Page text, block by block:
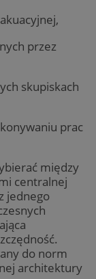
przez
skupiskach
prac
między
centralnej
jednego
do norm
architektury